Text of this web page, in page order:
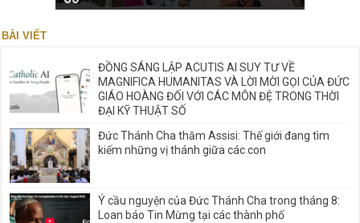
BÀI VIẾT
ĐỒNG SÁNG LẬP ACUTIS AI SUY TƯ VỀ
MAGNIFICA HUMANITAS VÀ LỜI MỜI GỌI CỦA ĐỨC
GIÁO HOÀNG ĐỐI VỚI CÁC MÔN ĐỆ TRONG THỜI
ĐẠI KỸ THUẬT SỐ
Đức Thánh Cha thăm Assisi: Thế giới đang tìm
kiếm những vị thánh giữa các con
Ý cầu nguyện của Đức Thánh Cha trong tháng 8:
Loan báo Tin Mừng tại các thành phố